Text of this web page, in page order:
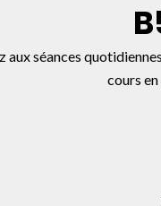
aux séances
cours